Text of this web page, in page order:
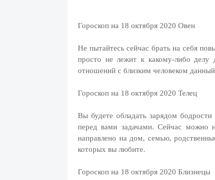
Гороскоп на 18 октября 2020 Овен
Не пытайтесь сейчас брать на себя
просто не лежит к какому-либо делу
отношений с близким человеком
Гороскоп на 18 октября 2020 Телец
Вы будете обладать зарядом
перед вами задачами. Сейчас можно
направлено на дом, семью,
которых вы любите.
Гороскоп на 18 октября 2020 Близнецы